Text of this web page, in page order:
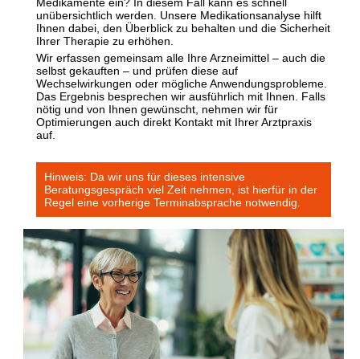
unübersichtlich werden. Unsere Medikationsanalyse hilft
Ihnen dabei, den Überblick zu behalten und die Sicherheit
Ihrer Therapie zu erhöhen.
Wir erfassen gemeinsam alle Ihre Arzneimittel – auch die
selbst gekauften – und prüfen diese auf
Wechselwirkungen oder mögliche Anwendungsprobleme.
Das Ergebnis besprechen wir ausführlich mit Ihnen. Falls
nötig und von Ihnen gewünscht, nehmen wir für
Optimierungen auch direkt Kontakt mit Ihrer Arztpraxis
auf.
Hinweis: Da wir uns für dieses intensive
Beratungsgespräch viel Zeit nehmen, ist hierfür in der
Regel eine vorherige Terminabsprache notwendig.